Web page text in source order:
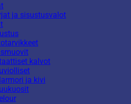
ja sisustusvalot
kalvot
ja kivi